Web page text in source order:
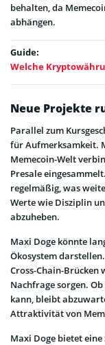
behalten, da
abhängen.
Guide:
Welche
Neue Projekte
Parallel zum
für Aufmerksamkeit.
Memecoin-Welt
Presale
regelmäßig, was
Werte wie Disziplin
abzuheben.
Maxi Doge könnte
Ökosystem
Cross-Chain-
Nachfrage sorgen.
kann, bleibt
Attraktivität von
Maxi Doge bietet